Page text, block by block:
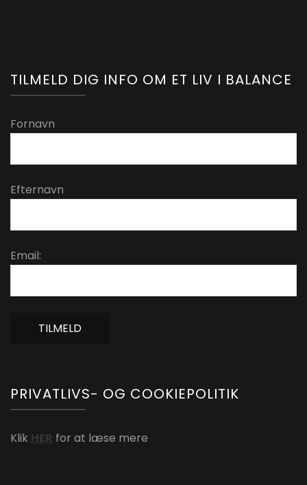
TILMELD DIG INFO OM ET LIV I BALANCE
Fornavn
Efternavn
Email:
PRIVATLIVS- OG COOKIEPOLITIK
Klik HER for at læse mere